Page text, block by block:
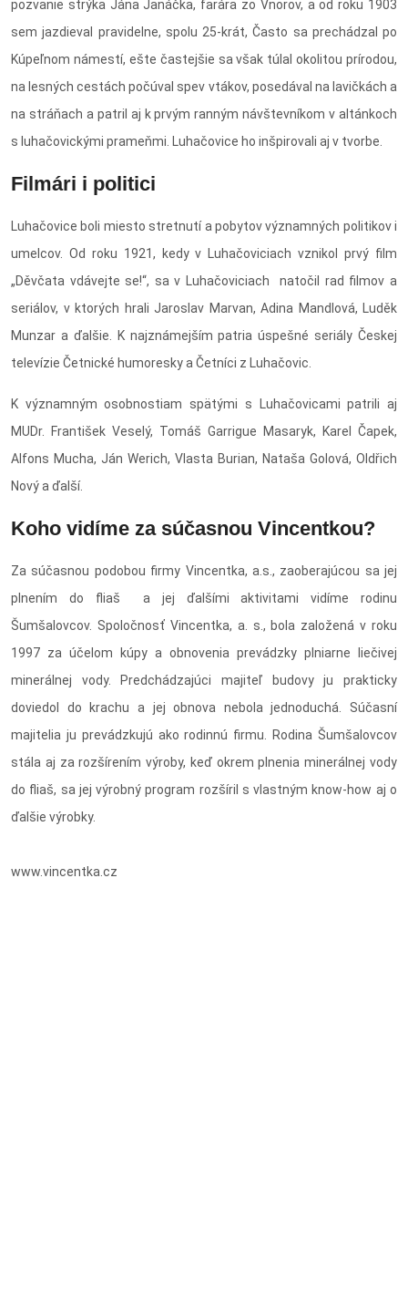
pozvanie strýka Jána Janáčka, farára zo Vnorov, a od roku 1903
sem jazdieval pravidelne, spolu 25-krát, Často sa prechádzal po
Kúpeľnom námestí, ešte častejšie sa však túlal okolitou prírodou,
na lesných cestách počúval spev vtákov, posedával na lavičkách a
na stráňach a patril aj k prvým ranným návštevníkom v altánkoch
s luhačovickými prameňmi. Luhačovice ho inšpirovali aj v tvorbe.
Filmári i politici
Luhačovice boli miesto stretnutí a pobytov významných politikov i
umelcov. Od roku 1921, kedy v Luhačoviciach vznikol prvý film
„Děvčata vdávejte se!“, sa v Luhačoviciach natočil rad filmov a
seriálov, v ktorých hrali Jaroslav Marvan, Adina Mandlová, Luděk
Munzar a ďalšie. K najznámejším patria úspešné seriály Českej
televízie Četnické humoresky a Četníci z Luhačovic.
K významným osobnostiam spätými s Luhačovicami patrili aj
MUDr. František Veselý, Tomáš Garrigue Masaryk, Karel Čapek,
Alfons Mucha, Ján Werich, Vlasta Burian, Nataša Golová, Oldřich
Nový a ďalší.
Koho vidíme za súčasnou Vincentkou?
Za súčasnou podobou firmy Vincentka, a.s., zaoberajúcou sa jej
plnením do fliaš a jej ďalšími aktivitami vidíme rodinu
Šumšalovcov. Spoločnosť Vincentka, a. s., bola založená v roku
1997 za účelom kúpy a obnovenia prevádzky plniarne liečivej
minerálnej vody. Predchádzajúci majiteľ budovy ju prakticky
doviedol do krachu a jej obnova nebola jednoduchá. Súčasní
majitelia ju prevádzkujú ako rodinnú firmu. Rodina Šumšalovcov
stála aj za rozšírením výroby, keď okrem plnenia minerálnej vody
do fliaš, sa jej výrobný program rozšíril s vlastným know-how aj o
ďalšie výrobky.
www.vincentka.cz